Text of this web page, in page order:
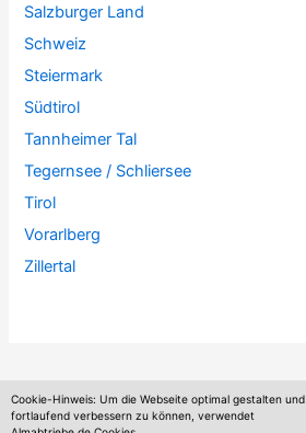
Salzburger Land
Schweiz
Steiermark
Südtirol
Tannheimer Tal
Tegernsee / Schliersee
Tirol
Vorarlberg
Zillertal
Cookie-Hinweis: Um die Webseite optimal gestalten und
fortlaufend verbessern zu können, verwendet